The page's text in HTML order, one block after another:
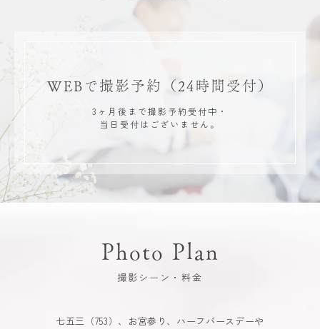
WEBで撮影予約 （24時間受付）
3ヶ月後まで撮影予約受付中・
当日受付はございません。
Photo Plan
撮影シーン・料金
七五三（753）、お宮参り、ハーフバースデーや